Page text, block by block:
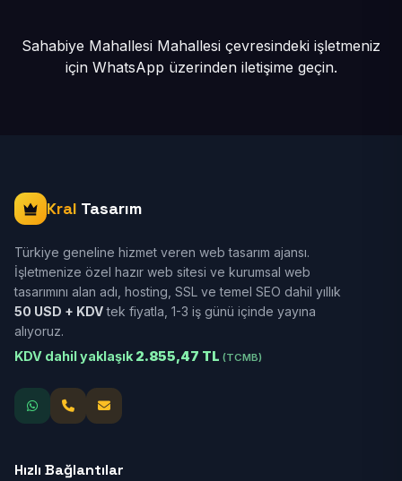
Sahabiye Mahallesi Mahallesi çevresindeki işletmeniz
için WhatsApp üzerinden iletişime geçin.
Kral Tasarım
Türkiye geneline hizmet veren web tasarım ajansı.
İşletmenize özel hazır web sitesi ve kurumsal web
tasarımını alan adı, hosting, SSL ve temel SEO dahil yıllık
50 USD + KDVtek fiyatla, 1-3 iş günü içinde yayına
alıyoruz.
KDV dahil yaklaşık 2.855,47 TL (TCMB)
Hızlı Bağlantılar